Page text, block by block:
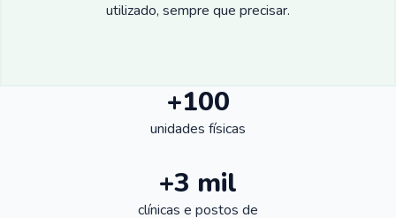
utilizado, sempre que precisar.
+100
unidades físicas
+3 mil
clínicas e postos de